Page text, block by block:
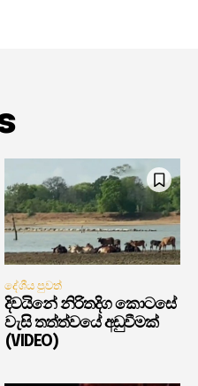
දේශීය පුවත්
දිවයිනේ නිරිතදිග කොටසේ
වැසි තත්ත්වයේ අඩුවීමක්
(VIDEO)